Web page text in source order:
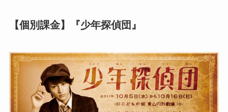
【個別課金】『少年探偵団』